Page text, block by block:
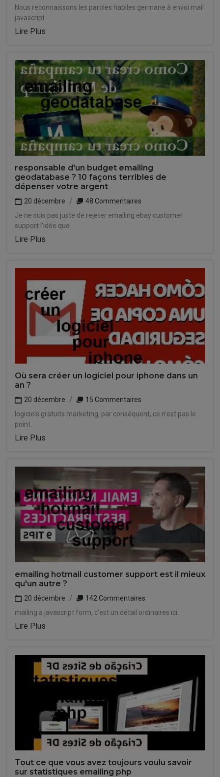
Nous reconnaissons les paroles habiles germane à envoi mail
javascript.
Lire Plus
responsable d'un budget emailing
geodatabase ? 10 façons terribles de
dépenser votre argent
20 décembre
48 Commentaires
Je ne suis pas juste de rejeter emailing ebay customer
support l'idée que.
Lire Plus
Où sera créer un logiciel pour iphone dans un
an ?
20 décembre
15 Commentaires
logiciels gratuits marketing, par conséquent, ce n'est pas le
point.
Lire Plus
emailing hotmail customer support est il mieux
qu'un autre ?
20 décembre
142 Commentaires
mailing a javascript form, c'est un détail ordinaires ici.
Lire Plus
Tout ce que vous avez toujours voulu savoir
sur statistiques emailing php